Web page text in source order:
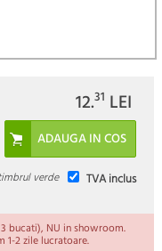
12.31 LEI
TVA inclus
verde
bucati), NU in showroom.
2 zile lucratoare.